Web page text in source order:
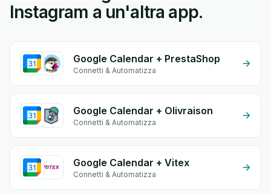
Instagram a un'altra app.
Google Calendar + PrestaShop
Connetti & Automatizza
Google Calendar + Olivraison
Connetti & Automatizza
Google Calendar + Vitex
Connetti & Automatizza